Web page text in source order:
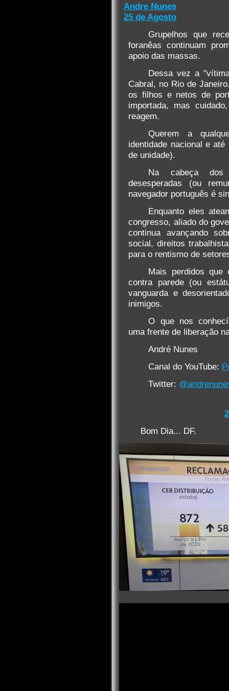
Andre Nunes
25 de Agosto
Grupelhos que
foranêas continuam
apoio das massas.
Dessa vez a
Cabral, no Rio de
os filhos e netos de
importada, mas
reagem.
Querem a
identidade nacional e
de unidade).
Na cabeça dos
desesperadas (ou
navegador português é
Enquanto eles
congresso, aliado do
continua avançando
social, direitos
para o rentismo de
Mais perdidos que
contra parede (ou
vanguarda e
inimigos.
O que nos
uma frente de liberação
André Nunes
Canal do YouTube:
Twitter:
Bom Dia... DF.